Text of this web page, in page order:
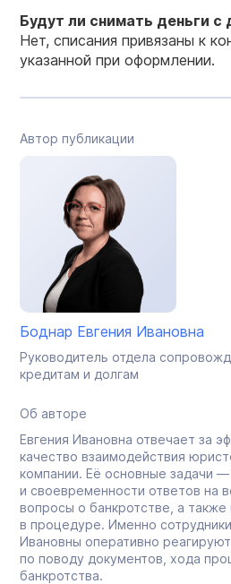
Будут ли снимать деньги с
Нет, списания привязаны к
указанной при оформлении.
Автор публикации
Боднар Евгения Ивановна
Руководитель отдела
кредитам и долгам
Об авторе
Евгения Ивановна отвечает за
качество взаимодействия
компании. Её основные задачи
и своевременности ответов на
вопросы о банкротстве, а также
в процедуре. Именно
Ивановны оперативно
по поводу документов, хода
банкротства.